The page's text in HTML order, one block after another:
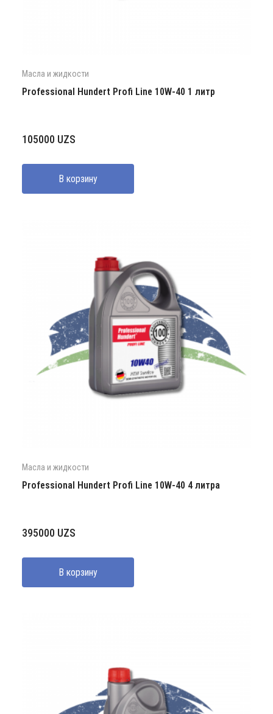
Масла и жидкости
Professional Hundert Profi Line 10W-40 1 литр
105000 UZS
В корзину
Масла и жидкости
Professional Hundert Profi Line 10W-40 4 литра
395000 UZS
В корзину